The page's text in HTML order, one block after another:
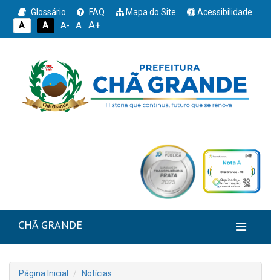
Glossário FAQ Mapa do Site
Acessibilidade
A
A A- A A+
CHÃ GRANDE
Página Inicial
Notícias